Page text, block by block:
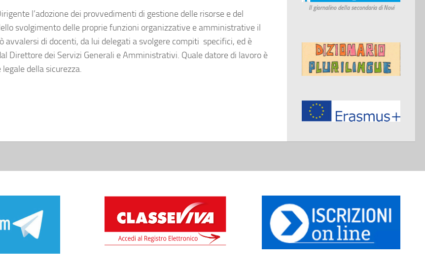
l’adozione dei provvedimenti di gestione delle risorse e del
svolgimento delle proprie funzioni organizzative e amministrative il
avvalersi di docenti, da lui delegati a svolgere compiti specifici, ed è
Direttore dei Servizi Generali e Amministrativi. Quale datore di lavoro è
della sicurezza.
Il giornalino della secondaria di Novi